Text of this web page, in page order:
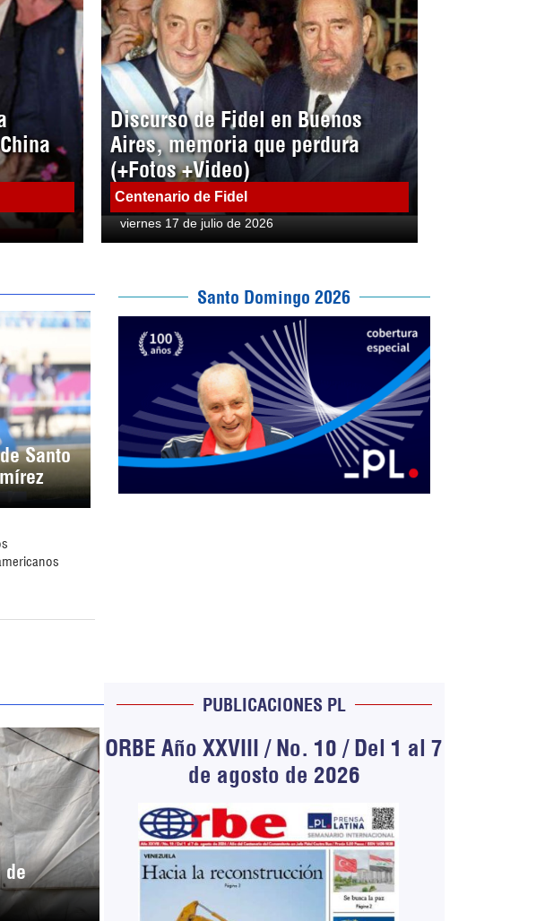
Discurso de Fidel en Buenos
Aires, memoria que perdura
(+Fotos +Video)
Centenario de Fidel
viernes 17 de julio de 2026
Santo
Santo Domingo 2026
de
PUBLICACIONES PL
ORBE Año XXVIII / No. 10 / Del 1 al 7
de agosto de 2026